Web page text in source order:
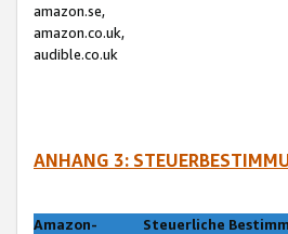
amazon.se,
amazon.co.uk,
audible.co.uk
ANHANG 3:
Amazon-
Steuerliche